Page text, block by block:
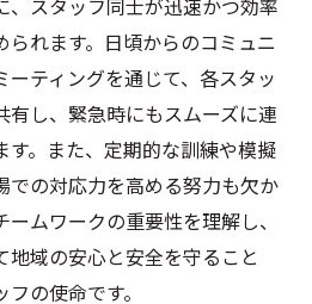
条件
容と役割
のチャンス
と面接対策
サポート
、スタッフ同士が迅速かつ効率
れます。日頃からのコミュニ
ティングを通じて、各スタッ
有し、緊急時にもスムーズに連
。また、定期的な訓練や模擬
での対応力を高める努力も欠か
ムワークの重要性を理解し、
地域の安心と安全を守ること
の使命です。